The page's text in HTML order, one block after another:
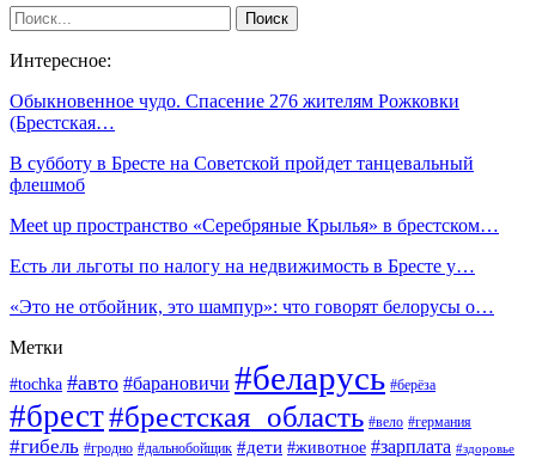
Интересное:
Обыкновенное чудо. Спасение 276 жителям Рожковки
(Брестская…
В субботу в Бресте на Советской пройдет танцевальный
флешмоб
​​​​​​​Meet up пространство «Серебряные Крылья» в брестском…
Есть ли льготы по налогу на недвижимость в Бресте у…
«Это не отбойник, это шампур»: что говорят белорусы о…
Метки
#tochka #авто #барановичи #беларусь #берёза
#брест#брестская_область #вело #германия
#гибель #гродно #дальнобойщик #дети #животное #зарплата #здоровье